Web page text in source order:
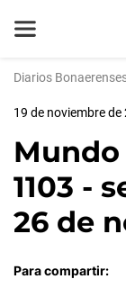
Diarios
19 de noviembre de
1103 -
26 de
Para compartir: